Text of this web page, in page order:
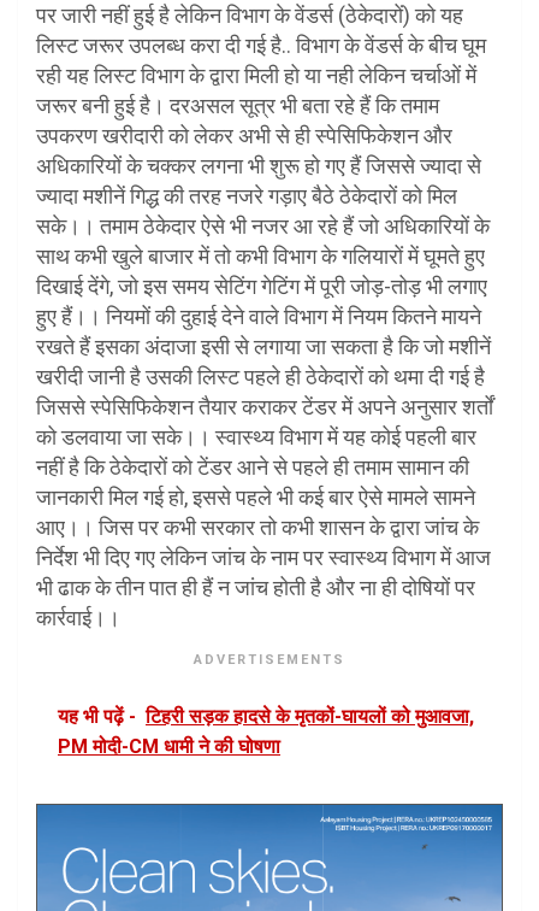
पर जारी नहीं हुई है लेकिन विभाग के वेंडर्स (ठेकेदारों) को यह
लिस्ट जरूर उपलब्ध करा दी गई है.. विभाग के वेंडर्स के बीच घूम
रही यह लिस्ट विभाग के द्वारा मिली हो या नही लेकिन चर्चाओं में
जरूर बनी हुई है। दरअसल सूत्र भी बता रहे हैं कि तमाम
उपकरण खरीदारी को लेकर अभी से ही स्पेसिफिकेशन और
अधिकारियों के चक्कर लगना भी शुरू हो गए हैं जिससे ज्यादा से
ज्यादा मशीनें गिद्ध की तरह नजरे गड़ाए बैठे ठेकेदारों को मिल
सके।। तमाम ठेकेदार ऐसे भी नजर आ रहे हैं जो अधिकारियों के
साथ कभी खुले बाजार में तो कभी विभाग के गलियारों में घूमते हुए
दिखाई देंगे, जो इस समय सेटिंग गेटिंग में पूरी जोड़-तोड़ भी लगाए
हुए हैं।। नियमों की दुहाई देने वाले विभाग में नियम कितने मायने
रखते हैं इसका अंदाजा इसी से लगाया जा सकता है कि जो मशीनें
खरीदी जानी है उसकी लिस्ट पहले ही ठेकेदारों को थमा दी गई है
जिससे स्पेसिफिकेशन तैयार कराकर टेंडर में अपने अनुसार शर्तों
को डलवाया जा सके।। स्वास्थ्य विभाग में यह कोई पहली बार
नहीं है कि ठेकेदारों को टेंडर आने से पहले ही तमाम सामान की
जानकारी मिल गई हो, इससे पहले भी कई बार ऐसे मामले सामने
आए।। जिस पर कभी सरकार तो कभी शासन के द्वारा जांच के
निर्देश भी दिए गए लेकिन जांच के नाम पर स्वास्थ्य विभाग में आज
भी ढाक के तीन पात ही हैं न जांच होती है और ना ही दोषियों पर
कार्रवाई।।
ADVERTISEMENTS
यह भी पढ़ें - टिहरी सड़क हादसे के मृतकों-घायलों को मुआवजा,
PM मोदी-CM धामी ने की घोषणा